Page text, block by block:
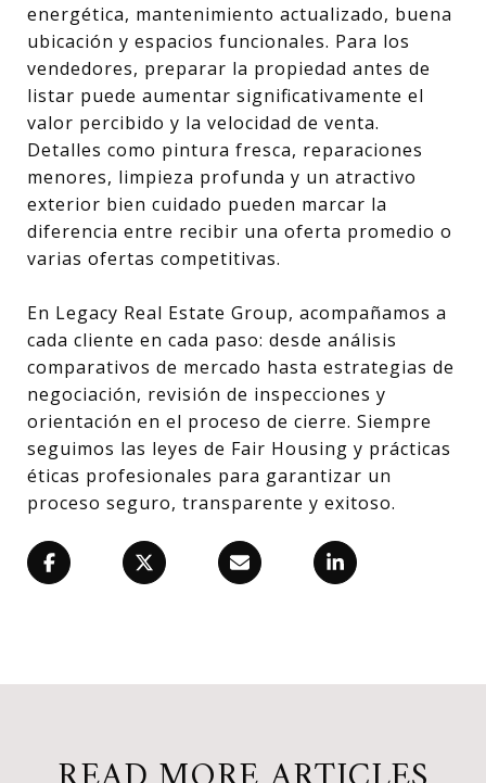
energética, mantenimiento actualizado, buena
ubicación y espacios funcionales. Para los
vendedores, preparar la propiedad antes de
listar puede aumentar significativamente el
valor percibido y la velocidad de venta.
Detalles como pintura fresca, reparaciones
menores, limpieza profunda y un atractivo
exterior bien cuidado pueden marcar la
diferencia entre recibir una oferta promedio o
varias ofertas competitivas.
En Legacy Real Estate Group, acompañamos a
cada cliente en cada paso: desde análisis
comparativos de mercado hasta estrategias de
negociación, revisión de inspecciones y
orientación en el proceso de cierre. Siempre
seguimos las leyes de Fair Housing y prácticas
éticas profesionales para garantizar un
proceso seguro, transparente y exitoso.